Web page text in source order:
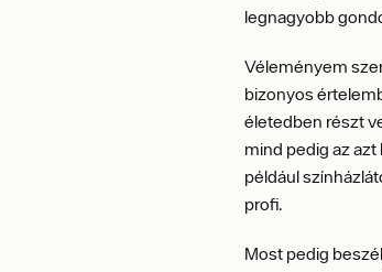
legnagyobb
Véleményem
bizonyos
életedben részt
mind pedig az
például
profi.
Most pedig